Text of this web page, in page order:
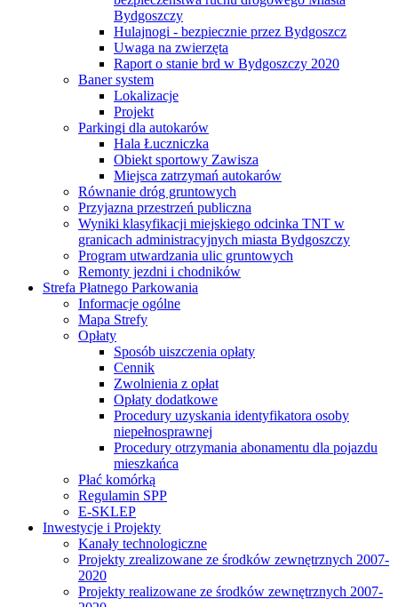
Bydgoszczy
Hulajnogi - bezpiecznie przez Bydgoszcz
Uwaga na zwierzęta
Raport o stanie brd w Bydgoszczy 2020
Baner system
Lokalizacje
Projekt
Parkingi dla autokarów
Hala Łuczniczka
Obiekt sportowy Zawisza
Miejsca zatrzymań autokarów
Równanie dróg gruntowych
Przyjazna przestrzeń publiczna
Wyniki klasyfikacji miejskiego odcinka TNT w
granicach administracyjnych miasta Bydgoszczy
Program utwardzania ulic gruntowych
Remonty jezdni i chodników
Strefa Płatnego Parkowania
Informacje ogólne
Mapa Strefy
Opłaty
Sposób uiszczenia opłaty
Cennik
Zwolnienia z opłat
Opłaty dodatkowe
Procedury uzyskania identyfikatora osoby
niepełnosprawnej
Procedury otrzymania abonamentu dla pojazdu
mieszkańca
Płać komórką
Regulamin SPP
E-SKLEP
Inwestycje i Projekty
Kanały technologiczne
Projekty zrealizowane ze środków zewnętrznych 2007-
2020
Projekty realizowane ze środków zewnętrznych 2007-